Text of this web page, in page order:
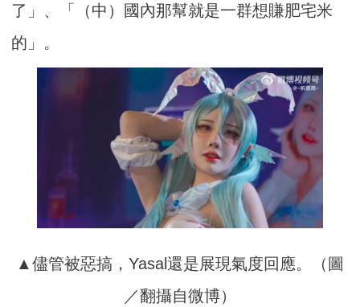
了」、「（中）國內那幫就是一群想賺肥宅米
的」。
▲儘管被惡搞，Yasal還是展現氣度回應。（圖
／翻攝自微博）